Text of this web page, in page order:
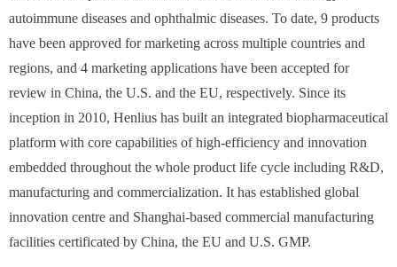
autoimmune diseases and ophthalmic diseases. To date, 9 products
have been approved for marketing across multiple countries and
regions, and 4 marketing applications have been accepted for
review in China, the U.S. and the EU, respectively. Since its
inception in 2010, Henlius has built an integrated biopharmaceutical
platform with core capabilities of high-efficiency and innovation
embedded throughout the whole product life cycle including R&D,
manufacturing and commercialization. It has established global
innovation centre and Shanghai-based commercial manufacturing
facilities certificated by China, the EU and U.S. GMP.